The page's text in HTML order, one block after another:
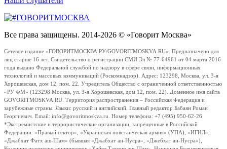
Все права защищены. 2014-2026 © «Говорит Москва»
Сетевое издание «ГОВОРИТМОСКВА.РУ/GOVORITMOSKVA.RU». Предназначено для
лиц старше 16 лет. Свидетельство о регистрации СМИ Эл № 77-64961 от 04 марта 2016
года выдано Федеральной службой по надзору в сфере связи, информационных
технологий и массовых коммуникаций (Роскомнадзор). Адрес: 123298, Москва, ул. 3-я
Хорошевская, дом 12, пом. 22. Учредитель Общество с ограниченной ответственностью
«РУ ФМ» (123298 Москва, ул. 3-я Хорошевская, дом 12, пом. 22). Доменное имя сайта
GOVORITMOSKVA.RU. Территория распространения – Российская Федерация и
зарубежные страны. Языки: русский и английский. Главный редактор Бабаян Роман
Георгиевич. Email: info@govoritmoskva.ru. Номер телефона: +7 (495) 950-62-26
*Экстремистские и террористические организации, запрещенные в Российской
Федерации: «Правый сектор», «Украинская повстанческая армия» (УПА), «ИГИЛ»,
«Джабхат Фатх аш-Шам» (бывшая «Джабхат ан-Нусра», «Джебхат ан-Нусра»),